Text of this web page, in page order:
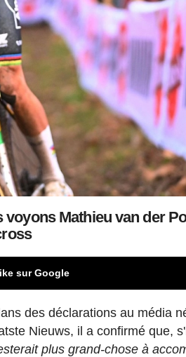
Mathieu van der
sur Google
des déclarations au média
Nieuws, il a confirmé que,
plus grand-chose à